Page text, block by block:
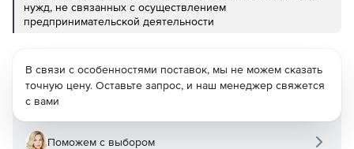
нужд, не связанных с осуществлением
предпринимательской деятельности
В связи с особенностями поставок, мы не можем сказать
точную цену. Оставьте запрос, и наш менеджер свяжется
с вами
Поможем с выбором